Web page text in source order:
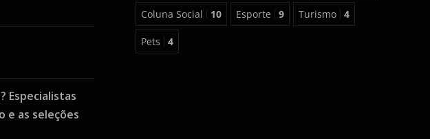
Especialistas
as seleções
Coluna Social 10 Esporte 9 Turismo 4
Pets 4